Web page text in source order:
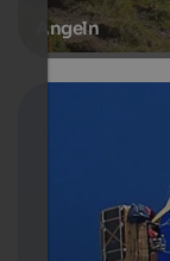
Angeln